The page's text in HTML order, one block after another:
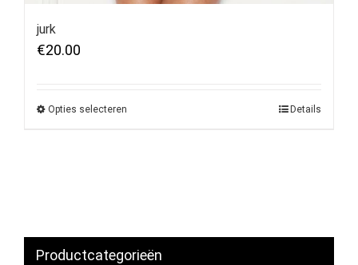
jurk
€20.00
Opties selecteren Details
Productcategorieën